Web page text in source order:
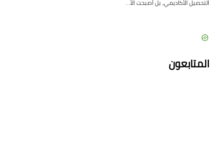
التحصيل الأكاديمي، بل أصبحت الأ…
المتابعون